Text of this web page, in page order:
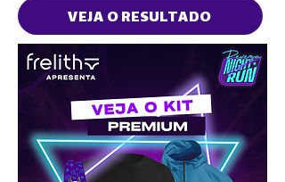
VEJA O RESULTADO